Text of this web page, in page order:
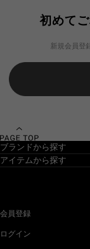
初めて
新規会員登
ブランドから探す
アイテムから探す
会員登録
ログイン